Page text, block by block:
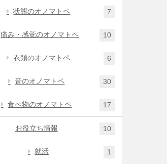
状態のオノマトペ 7
痛み・感覚のオノマトペ 10
衣類のオノマトペ 6
音のオノマトペ 30
食べ物のオノマトペ 17
お役立ち情報 10
就活 1